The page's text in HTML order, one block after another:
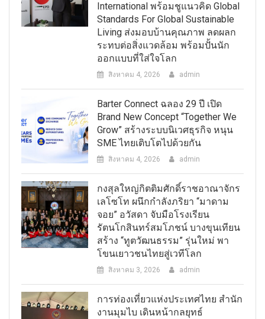
International พร้อมชูแนวคิด Global
Standards For Global Sustainable
Living ส่งมอบบ้านคุณภาพ ลดผลก
ระทบต่อสิ่งแวดล้อม พร้อมปั้นนัก
ออกแบบที่ใส่ใจโลก
สิงหาคม 4, 2026 admin
Barter Connect ฉลอง 29 ปี เปิด
Brand New Concept “Together We
Grow” สร้างระบบนิเวศธุรกิจ หนุน
SME ไทยเติบโตไปด้วยกัน
สิงหาคม 4, 2026 admin
กงสุลใหญ่กิตติมศักดิ์ราชอาณาจักร
เลโซโท ผนึกกำลังภริยา “มาดาม
จอย” อวัสดา จับมือโรงเรียน
รัตนโกสินทร์สมโภชน์ บางขุนเทียน
สร้าง “ทูตวัฒนธรรม” รุ่นใหม่ พา
โขนเยาวชนไทยสู่เวทีโลก
สิงหาคม 3, 2026 admin
การท่องเที่ยวแห่งประเทศไทย สำนัก
งานมุมไบ เดินหน้ากลยุทธ์